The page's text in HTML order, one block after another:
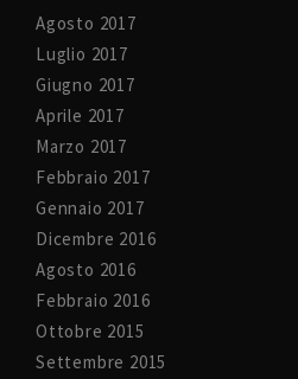
Agosto 2017
Luglio 2017
Giugno 2017
Aprile 2017
Marzo 2017
Febbraio 2017
Gennaio 2017
Dicembre 2016
Agosto 2016
Febbraio 2016
Ottobre 2015
Settembre 2015